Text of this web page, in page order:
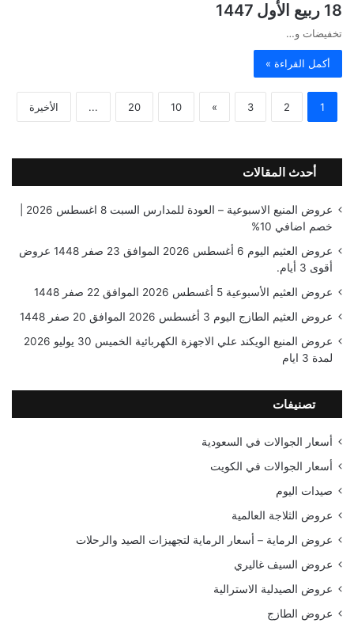
18 ربيع الأول 1447
تخفيضات و…
أكمل القراءة »
1
2
3
»
10
20
... الأخيرة
أحدث المقالات
خصم اضافي 10%
عروض العثيم اليوم 6 أغسطس 2026 الموافق 23 صفر 1448 عروض
أقوى 3 أيام.
عروض العثيم الأسبوعية 5 أغسطس 2026 الموافق 22 صفر 1448
عروض العثيم الطازج اليوم 3 أغسطس 2026 الموافق 20 صفر 1448
عروض المنيع الويكند علي الاجهزة الكهربائية الخميس 30 يوليو 2026
لمدة 3 ايام
تصنيفات
أسعار الجوالات في السعودية
أسعار الجوالات في الكويت
صيدات اليوم
عروض الثلاجة العالمية
عروض الرماية – أسعار الرماية لتجهيزات الصيد والرحلات
عروض السيف غاليري
عروض الصيدلية الاسترالية
عروض الطازج